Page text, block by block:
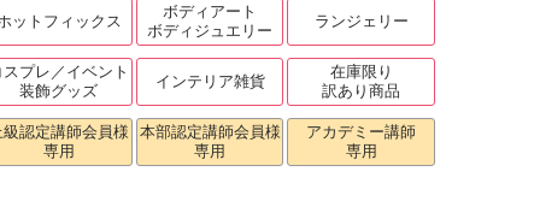
ットフィックス
ボディアート
ボディジュエリー
ランジェリー
スプレ／イベント
装飾グッズ
インテリア雑貨
在庫限り
訳あり商品
級認定講師会員様
専用
本部認定講師会員様
専用
アカデミー講師
専用